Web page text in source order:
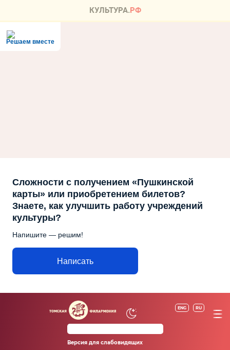
Решаем вместе
Сложности с получением «Пушкинской
карты» или приобретением билетов?
Знаете, как улучшить работу учреждений
культуры?
Напишите — решим!
Написать
ENG RU
Версия для слабовидящих